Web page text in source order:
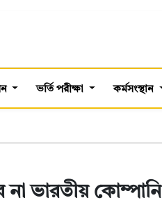
ভর্তি পরীক্ষা কর্মসংস্থান
না ভারতীয় কোম্পানি